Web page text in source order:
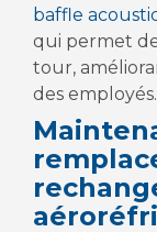
baffle
qui permet
tour,
des employés.